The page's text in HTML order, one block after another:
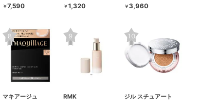
￥7,590 ￥1,320 ￥3,960
マキアージュ RMK ジル スチュアート